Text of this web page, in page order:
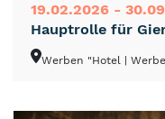
19.02.2026 -
Hauptrolle für
Werben "Hotel |